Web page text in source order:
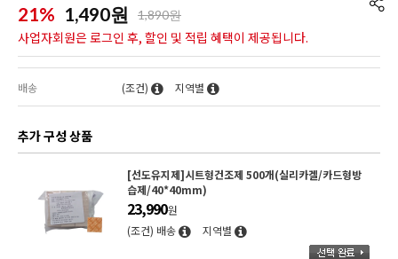
21% 1,490원 1,890원
사업자회원은 로그인 후, 할인 및 적립 혜택이 제공됩니다.
배송 (조건) 지역별
추가 구성 상품
[선도유지제]시트형건조제 500개(실리카겔/카드형방
습제/40*40mm)
23,990원
(조건) 배송
지역별